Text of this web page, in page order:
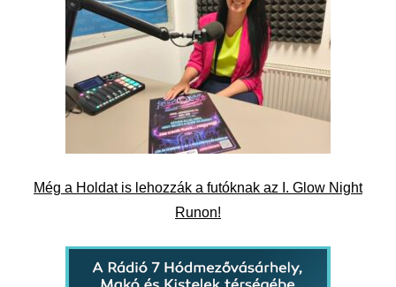
Még a Holdat is lehozzák a futóknak az I. Glow Night
Runon!